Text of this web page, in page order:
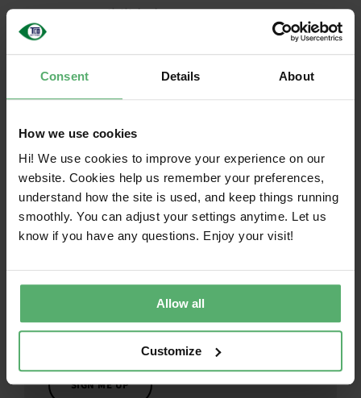
Consent Details About
How we use cookies
Hi! We use cookies to improve your experience on our
website. Cookies help us remember your preferences,
understand how the site is used, and keep things running
smoothly. You can adjust your settings anytime. Let us
know if you have any questions. Enjoy your visit!
Allow all
Customize
sostenibilidad.
Actualizaciones de TCO Certified y otras
soluciones concretas que le ayudarán a
impulsar la sostenibilidad en el sector de
las TI.
Invitaciones a seminarios web y otros
eventos.
Your email address *
I consent to theprivacy and cookie policy. *